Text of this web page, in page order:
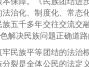
治化、制度化、常态
五千多年交往交流交
解决民族问题正确道路
民族平等团结的法治
裂是全体公民的法定